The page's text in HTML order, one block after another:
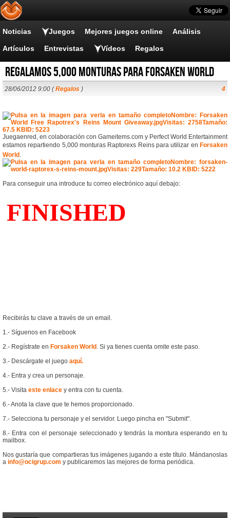
Noticias Juegos Mejores juegos online Análisis
Artículos Entrevistas Vídeos Regalos
Regalamos 5,000 monturas para Forsaken World
28/06/2012 9:00 (Regalos ) 4
Juegaenred, en colaboración con Gameitems.com y Perfect World Entertainment
estamos repartiendo 5,000 monturas Raptorexs Reins para utilizar en Forsaken
World .
Para conseguir una introduce tu correo electrónico aquí debajo:
Recibirás tu clave a través de un email.
1.- Síguenos en Facebook
2.- Regístrate en Forsaken World . Si ya tienes cuenta omite este paso.
3.- Descárgate el juego aquí.
4.- Entra y crea un personaje.
5.- Visita este enlace y entra con tu cuenta.
6.- Anota la clave que te hemos proporcionado.
7.- Selecciona tu personaje y el servidor. Luego pincha en "Submit".
8.- Entra con el personaje seleccionado y tendrás la montura esperando en tu
mailbox.
Nos gustaría que compartieras tus imágenes jugando a este título. Mándanoslas
a info@ocigrup.com y publicaremos las mejores de forma periódica.